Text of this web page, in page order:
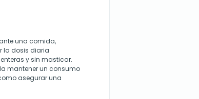
una comida,
la dosis diaria
y sin masticar.
mantener un consumo
asegurar una